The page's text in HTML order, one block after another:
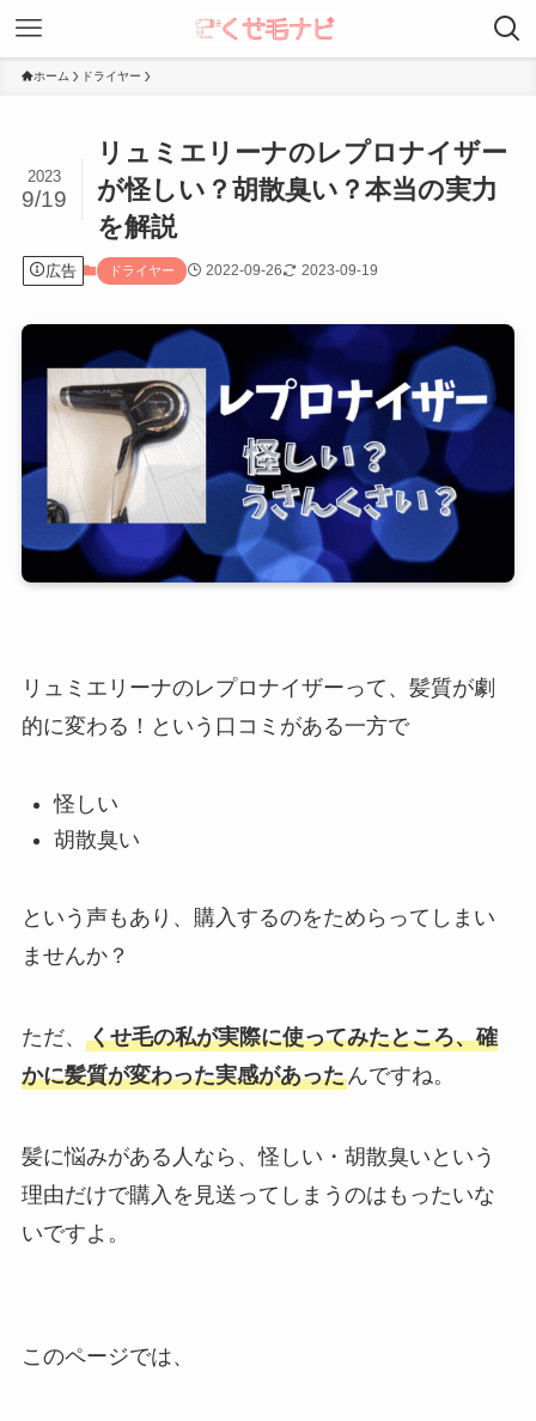
ホーム ドライヤー
リュミエリーナのレプロナイザー
が怪しい？胡散臭い？本当の実力
を解説
2023
9/19
広告 ドライヤー 2022-09-26 2023-09-19
リュミエリーナのレプロナイザーって、髪質が劇
的に変わる！という口コミがある一方で
怪しい
胡散臭い
という声もあり、購入するのをためらってしまい
ませんか？
ただ、 くせ毛の私が実際に使ってみたところ、確
かに髪質が変わった実感があったんですね。
髪に悩みがある人なら、怪しい・胡散臭いという
理由だけで購入を見送ってしまうのはもったいな
いですよ。
このページでは、